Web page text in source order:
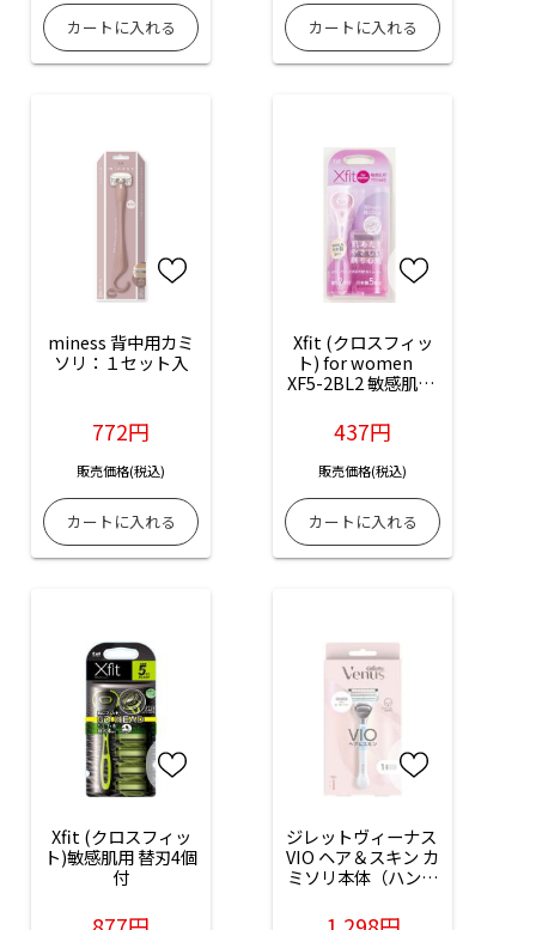
miness 背中用カミ
ソリ：１セット入
772円
販売価格(税込)
Xfit (クロスフィッ
ト) for women
XF5-2BL2 敏感肌用
437円
販売価格(税込)
Xfit (クロスフィッ
ト)敏感肌用 替刃4個
付
ジレットヴィーナス
VIO ヘア＆スキン カ
ミソリ本体（ハンド